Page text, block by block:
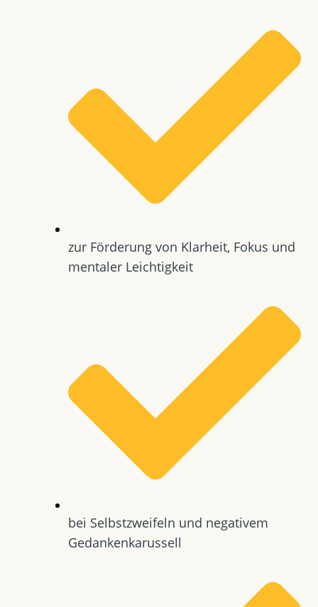
zur Förderung von Klarheit, Fokus und
mentaler Leichtigkeit
bei Selbstzweifeln und negativem
Gedankenkarussell